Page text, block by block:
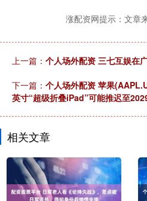
涨配资网提示：文章
上一篇： 个人场外配资 三七互娱在
下一篇： 个人场外配资 苹果
英寸“超级折叠iPad”可能推迟至
相关文章